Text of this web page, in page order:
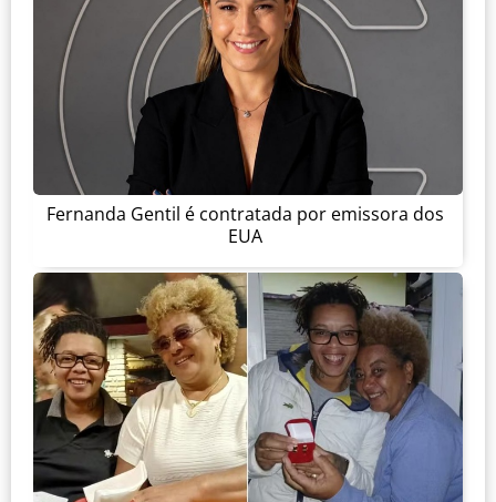
Fernanda Gentil é contratada por emissora dos
EUA